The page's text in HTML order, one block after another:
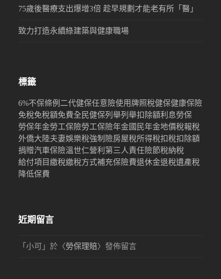
75歲後醫療支出爆增3倍 趁早規劃才能老有所「醫」
致力打造永續綠建築與健康職場
標籤
6%不保條例 二代健保任意險使用牌照稅健保健康保險
免稅免稅額免費全民健保列舉列舉扣除額利息勞保
勞保年金勞工保險勞工保險年金國民年金地價稅報稅
外僑大陸夫妻娛樂稅強制險房屋稅所得稅扣稅扣除額
捐贈汽車保險溫世仁營利 第三人責任險節稅納稅
給付項目繳稅繳稅方式補充保險費退休金退稅遺產稅
降低保費
近期留言
「小可 」於〈勞保理賠〉發佈留言